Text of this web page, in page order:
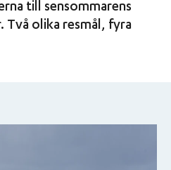
till sensommarens
Två olika resmål, fyra